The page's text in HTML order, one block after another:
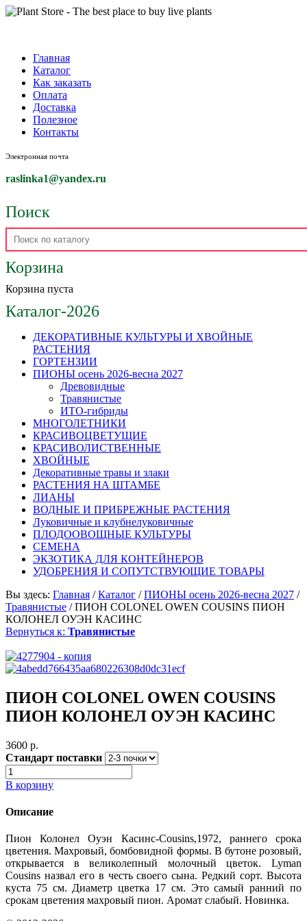
Главная
Каталог
Как заказать
Оплата
Доставка
Полезное
Контакты
Электронная почта
raslinka1@yandex.ru
Поиск
Корзина
Корзина пуста
Каталог-2026
ДЕКОРАТИВНЫЕ КУЛЬТУРЫ И ХВОЙНЫЕ
РАСТЕНИЯ
ГОРТЕНЗИИ
ПИОНЫ осень 2026-весна 2027
Древовидные
Травянистые
ИТО-гибриды
МНОГОЛЕТНИКИ
КРАСИВОЦВЕТУЩИЕ
КРАСИВОЛИСТВЕННЫЕ
ХВОЙНЫЕ
Декоративные травы и злаки
РАСТЕНИЯ НА ШТАМБЕ
ЛИАНЫ
ВОДНЫЕ И ПРИБРЕЖНЫЕ РАСТЕНИЯ
Луковичные и клубнелуковичные
ПЛОДООВОЩНЫЕ КУЛЬТУРЫ
СЕМЕНА
ЭКЗОТИКА ДЛЯ КОНТЕЙНЕРОВ
УДОБРЕНИЯ И СОПУТСТВУЮЩИЕ ТОВАРЫ
Вы здесь: Главная /Каталог /ПИОНЫ осень 2026-весна 2027 /
Травянистые /ПИОН COLONEL OWEN COUSINS ПИОН
КОЛОНЕЛ ОУЭН КАСИНС
Вернуться к: Травянистые
ПИОН COLONEL OWEN COUSINS
ПИОН КОЛОНЕЛ ОУЭН КАСИНС
3600 p.
Стандарт поставки
В корзину
Описание
Пион Колонел Оуэн Касинс-Cousins,1972, раннего срока
цветения. Махровый, бомбовидной формы. В бутоне розовый,
открывается в великолепный молочный цветок. Lyman
Cousins назвал его в честь своего сына. Редкий сорт. Высота
куста 75 см. Диаметр цветка 17 см. Это самый ранний по
срокам цветения махровый пион. Аромат слабый. Новинка.